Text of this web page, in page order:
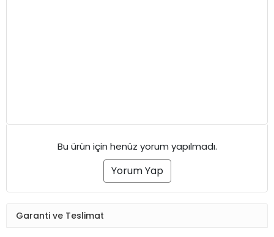
Bu ürün için henüz yorum yapılmadı.
Yorum Yap
Garanti ve Teslimat